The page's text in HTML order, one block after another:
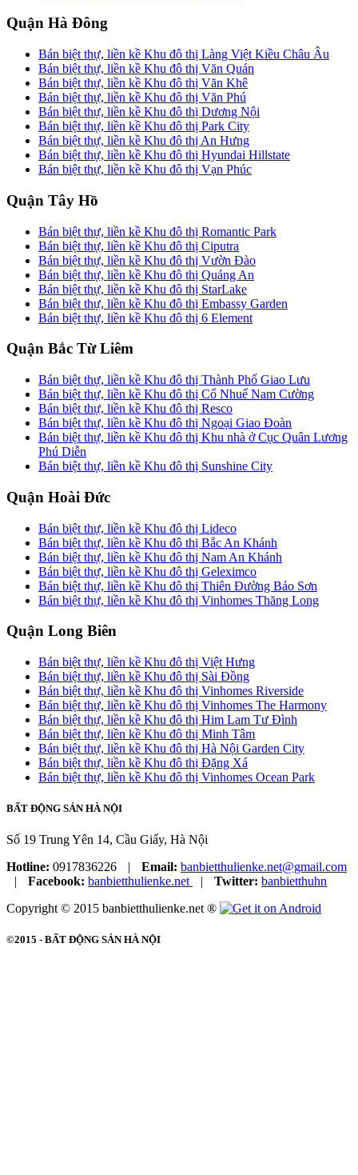
Quận Hà Đông
Bán biệt thự, liền kề Khu đô thị Làng Việt Kiều Châu Âu
Bán biệt thự, liền kề Khu đô thị Văn Quán
Bán biệt thự, liền kề Khu đô thị Văn Khê
Bán biệt thự, liền kề Khu đô thị Văn Phú
Bán biệt thự, liền kề Khu đô thị Dương Nội
Bán biệt thự, liền kề Khu đô thị Park City
Bán biệt thự, liền kề Khu đô thị An Hưng
Bán biệt thự, liền kề Khu đô thị Hyundai Hillstate
Bán biệt thự, liền kề Khu đô thị Vạn Phúc
Quận Tây Hồ
Bán biệt thự, liền kề Khu đô thị Romantic Park
Bán biệt thự, liền kề Khu đô thị Ciputra
Bán biệt thự, liền kề Khu đô thị Vườn Đào
Bán biệt thự, liền kề Khu đô thị Quảng An
Bán biệt thự, liền kề Khu đô thị StarLake
Bán biệt thự, liền kề Khu đô thị Embassy Garden
Bán biệt thự, liền kề Khu đô thị 6 Element
Quận Bắc Từ Liêm
Bán biệt thự, liền kề Khu đô thị Thành Phố Giao Lưu
Bán biệt thự, liền kề Khu đô thị Cổ Nhuế Nam Cường
Bán biệt thự, liền kề Khu đô thị Resco
Bán biệt thự, liền kề Khu đô thị Ngoại Giao Đoàn
Bán biệt thự, liền kề Khu đô thị Khu nhà ở Cục Quân Lương
Phú Diễn
Bán biệt thự, liền kề Khu đô thị Sunshine City
Quận Hoài Đức
Bán biệt thự, liền kề Khu đô thị Lideco
Bán biệt thự, liền kề Khu đô thị Bắc An Khánh
Bán biệt thự, liền kề Khu đô thị Nam An Khánh
Bán biệt thự, liền kề Khu đô thị Geleximco
Bán biệt thự, liền kề Khu đô thị Thiên Đường Bảo Sơn
Bán biệt thự, liền kề Khu đô thị Vinhomes Thăng Long
Quận Long Biên
Bán biệt thự, liền kề Khu đô thị Việt Hưng
Bán biệt thự, liền kề Khu đô thị Sài Đồng
Bán biệt thự, liền kề Khu đô thị Vinhomes Riverside
Bán biệt thự, liền kề Khu đô thị Vinhomes The Harmony
Bán biệt thự, liền kề Khu đô thị Him Lam Tư Đình
Bán biệt thự, liền kề Khu đô thị Minh Tâm
Bán biệt thự, liền kề Khu đô thị Hà Nội Garden City
Bán biệt thự, liền kề Khu đô thị Đặng Xá
Bán biệt thự, liền kề Khu đô thị Vinhomes Ocean Park
BẤT ĐỘNG SẢN HÀ NỘI
Số 19 Trung Yên 14, Cầu Giấy, Hà Nội
Hotline: 0917836226 | Email: banbietthulienke.net@gmail.com
|
Facebook: banbietthulienke.net | Twitter: banbietthuhn
Copyright © 2015 banbietthulienke.net ®
©2015 - BẤT ĐỘNG SẢN HÀ NỘI